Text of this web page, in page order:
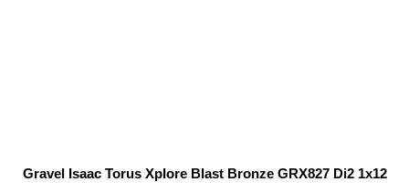
Gravel Isaac Torus Xplore Blast Bronze GRX827 Di2 1x12